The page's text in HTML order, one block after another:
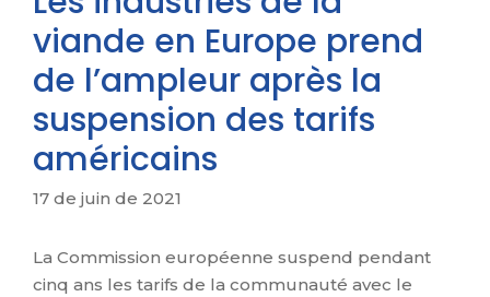
viande en Europe prend
de l’ampleur après la
suspension des tarifs
américains
17 de juin de 2021
La Commission européenne suspend pendant
cinq ans les tarifs de la communauté avec le